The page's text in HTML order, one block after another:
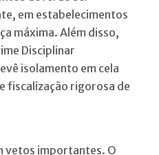
em estabelecimentos
máxima. Além disso,
Disciplinar
isolamento em cela
fiscalização rigorosa de
vetos importantes. O